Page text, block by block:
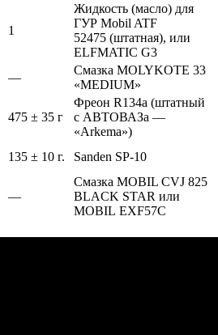
1
Жидкость (масло) для
ГУР Mobil ATF
52475 (штатная), или
ELFMATIC G3
—
Смазка MOLYKOTE 33
«MEDIUM»
475 ± 35 г
Фреон R134a (штатный
с АВТОВАЗа —
«Arkema»)
135 ± 10 г. Sanden SP-10
—
Смазка MOBIL CVJ 825
BLACK STAR или
MOBIL EXF57C